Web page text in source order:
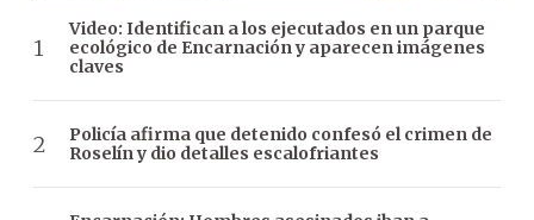
Video: Identifican a los ejecutados en un parque
ecológico de Encarnación y aparecen imágenes
claves
Policía afirma que detenido confesó el crimen de
Roselín y dio detalles escalofriantes